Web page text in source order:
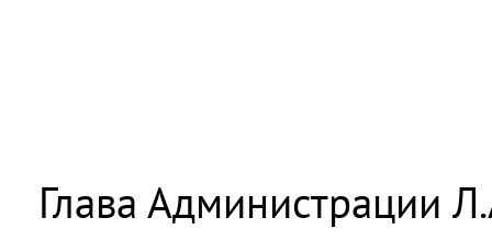
Глава Администрации